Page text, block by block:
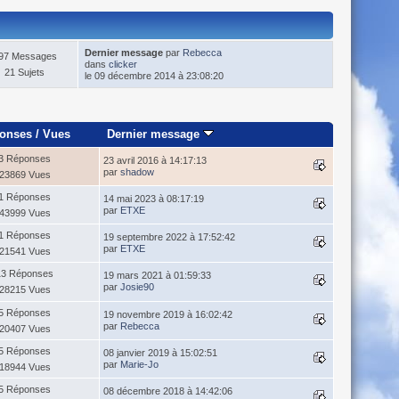
Messages
21 Sujets
Dernier message par Rebecca
dansclicker
le 09 décembre 2014 à 23:08:20
/Vues Dernier message
Réponses
23869 Vues
23 avril 2016 à 14:17:13
par shadow
1 Réponses
43999 Vues
14 mai 2023 à 08:17:19
par ETXE
1 Réponses
21541 Vues
19 septembre 2022 à 17:52:42
par ETXE
Réponses
28215 Vues
19 mars 2021 à 01:59:33
par Josie90
Réponses
20407 Vues
19 novembre 2019 à 16:02:42
par Rebecca
Réponses
18944 Vues
08 janvier 2019 à 15:02:51
par Marie-Jo
Réponses
08 décembre 2018 à 14:42:06